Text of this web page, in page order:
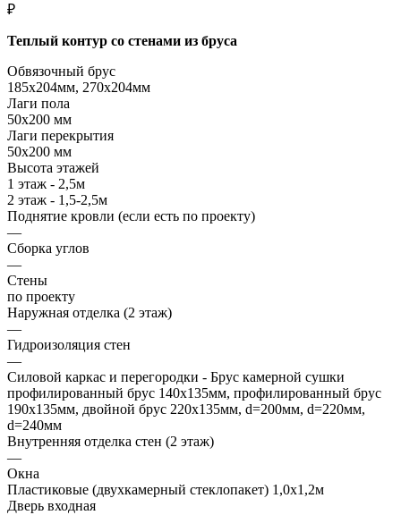
₽
Теплый контур со стенами из бруса
Обвязочный брус
185х204мм, 270х204мм
Лаги пола
50х200 мм
Лаги перекрытия
50х200 мм
Высота этажей
1 этаж - 2,5м
2 этаж - 1,5-2,5м
Поднятие кровли (если есть по проекту)
—
Сборка углов
—
Стены
по проекту
Наружная отделка (2 этаж)
—
Гидроизоляция стен
—
Силовой каркас и перегородки - Брус камерной сушки
профилированный брус 140х135мм, профилированный брус
190х135мм, двойной брус 220х135мм, d=200мм, d=220мм,
d=240мм
Внутренняя отделка стен (2 этаж)
—
Окна
Пластиковые (двухкамерный стеклопакет) 1,0х1,2м
Дверь входная